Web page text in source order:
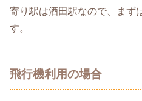
寄り駅は酒田駅なので、まず
す。
飛行機利用の場合